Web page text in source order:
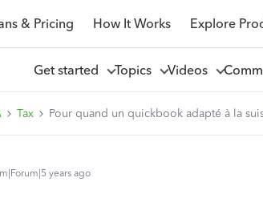
& Pricing How It Works Explore
Get started Topics Videos
Tax Pour quand un quickbook adapté à la
years ago